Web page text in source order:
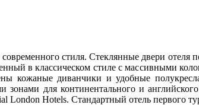
стиля. Стеклянные двери
в классическом стиле с массивными
кожаные диванчики и удобные
зонами для континентального и
London Hotels. Стандартный отель первого